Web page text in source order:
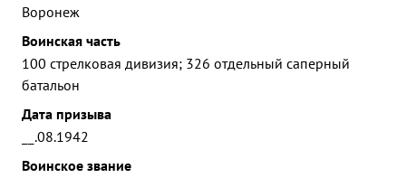
Воронеж
Воинская часть
100 стрелковая дивизия; 326 отдельный саперный
батальон
Дата призыва
__.08.1942
Воинское звание